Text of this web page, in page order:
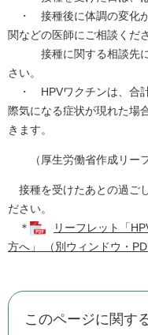
・ 接種後に体調の変化
関などの医師にご相談くだ
接種に関する相談先に
さい。
・ HPVワクチンは、合
際気になる症状が現れた場
きます。
（厚生労働省作成リーフ
接種を受けたあとの過ご
ださい。
＊
リーフレット「
方へ」 （別ウィンドウ・
このページに関す